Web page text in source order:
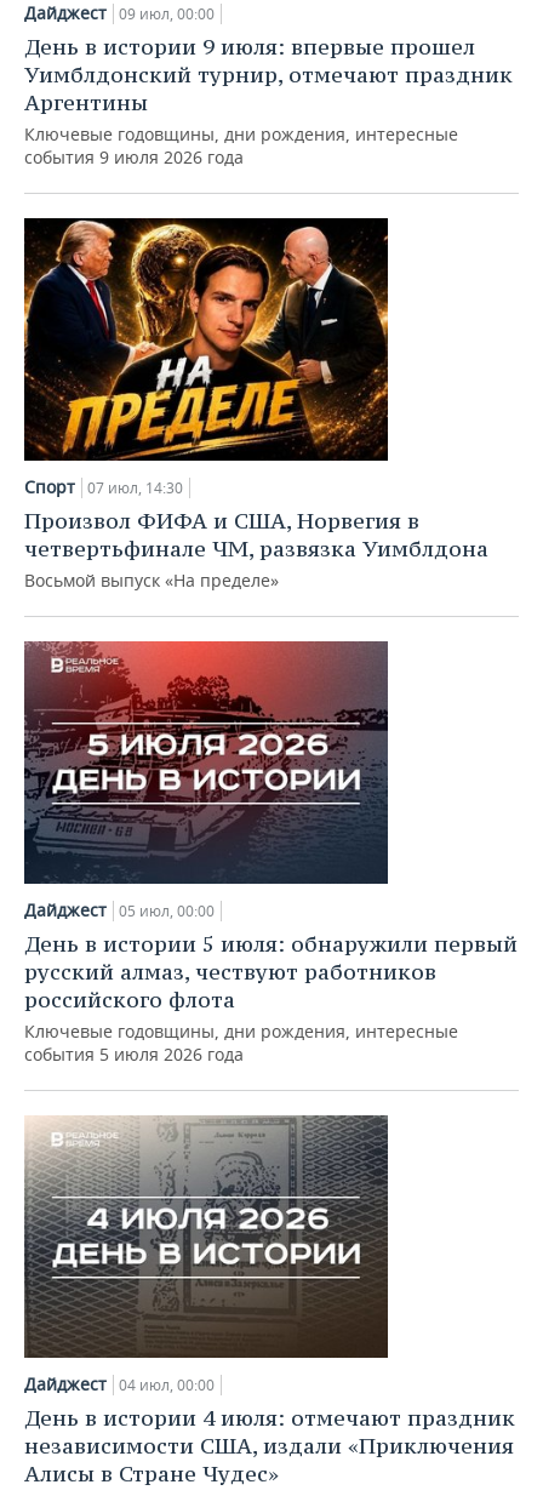
Дайджест 09 июл, 00:00
День в истории 9 июля: впервые прошел
Уимблдонский турнир, отмечают праздник
Аргентины
Ключевые годовщины, дни рождения, интересные
события 9 июля 2026 года
Спорт 07 июл, 14:30
Произвол ФИФА и США, Норвегия в
четвертьфинале ЧМ, развязка Уимблдона
Восьмой выпуск «На пределе»
Дайджест 05 июл, 00:00
День в истории 5 июля: обнаружили первый
русский алмаз, чествуют работников
российского флота
Ключевые годовщины, дни рождения, интересные
события 5 июля 2026 года
Дайджест 04 июл, 00:00
День в истории 4 июля: отмечают праздник
независимости США, издали «Приключения
Алисы в Стране Чудес»